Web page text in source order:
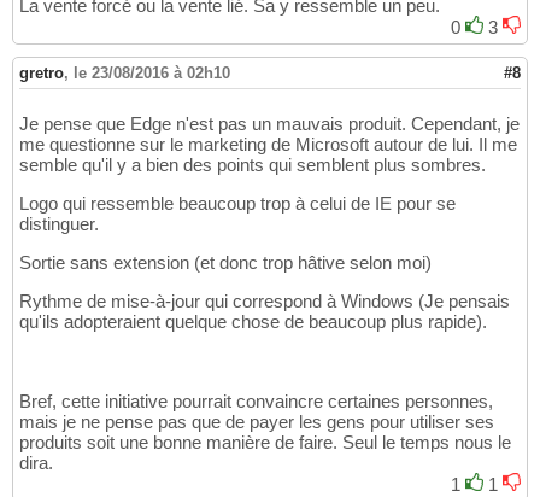
La vente forcé ou la vente lié. Sa y ressemble un peu.
0
3
gretro, le 23/08/2016 à 02h10 #8
Je pense que Edge n'est pas un mauvais produit. Cependant, je
me questionne sur le marketing de Microsoft autour de lui. Il me
semble qu'il y a bien des points qui semblent plus sombres.
Logo qui ressemble beaucoup trop à celui de IE pour se
distinguer.
Sortie sans extension (et donc trop hâtive selon moi)
Rythme de mise-à-jour qui correspond à Windows (Je pensais
qu'ils adopteraient quelque chose de beaucoup plus rapide).
Bref, cette initiative pourrait convaincre certaines personnes,
mais je ne pense pas que de payer les gens pour utiliser ses
produits soit une bonne manière de faire. Seul le temps nous le
dira.
1
1